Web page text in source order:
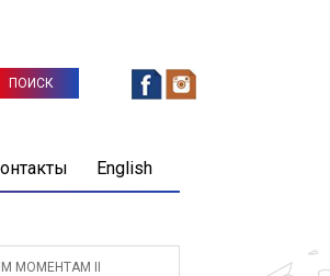
English
МОМЕНТАМ II